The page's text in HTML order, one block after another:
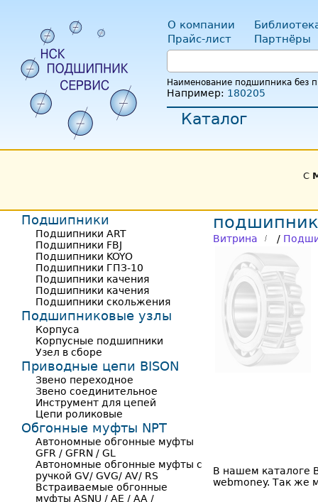
О компании
Прайс-лист
Партнёры
Наименование подшипника без
Например: 180205
Каталог
С
подшипник
Витрина /
В нашем каталоге
webmoney. Так же
Подшипники
Подшипники ART
Подшипники FBJ
Подшипники KOYO
Подшипники ГПЗ-10
Подшипники качения
Подшипники качения
Подшипники скольжения
Подшипниковые узлы
Корпуса
Корпусные подшипники
Узел в сборе
Приводные цепи BISON
Звено переходное
Звено соединительное
Инструмент для цепей
Цепи роликовые
Обгонные муфты NPT
Автономные обгонные муфты
GFR / GFRN / GL
Автономные обгонные муфты с
ручкой GV/ GVG/ AV/ RS
Встраиваемые обгонные
муфты ASNU / AE / AA /